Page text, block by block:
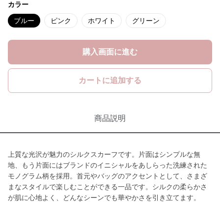
カラー
ブルー ピンク ホワイト グリーン
購入画面に進む
カートに追加する
商品説明
上質な光沢が魅力のシルクスカーフです。片面はシンプルな無
地、もう片面にはブランドのイニシャルをあしらった洗練された
モノグラム柄を採用。首元やバッグのアクセントとして、さまざ
まなスタイルで楽しむことができる一品です。シルクの柔らかさ
が肌に心地よく、どんなシーンでも華やかさを引き立てます。